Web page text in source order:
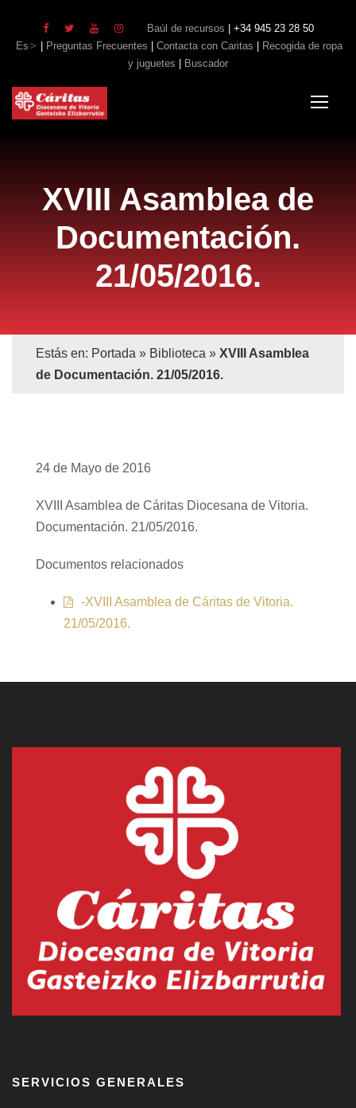
Baúl de recursos | +34 945 23 28 50
Es
Preguntas Frecuentes Contacta con Caritas
Recogida de ropa
y juguetes
Buscador
XVIII Asamblea de
Documentación.
21/05/2016.
Estás en: Portada » Biblioteca » XVIII Asamblea
de Documentación. 21/05/2016.
24 de Mayo de 2016
XVIII Asamblea de Cáritas Diocesana de Vitoria.
Documentación. 21/05/2016.
Documentos relacionados
-XVIII Asamblea de Cáritas de Vitoria.
21/05/2016.
SERVICIOS GENERALES